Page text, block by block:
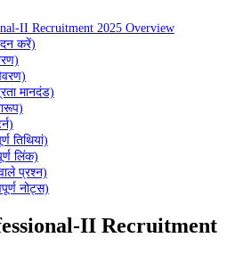
II Recruitment 2025 Overview
करें)
मानदंड)
तिथियां)
लिंक)
प्रश्न)
नोट्स)
II Recruitment